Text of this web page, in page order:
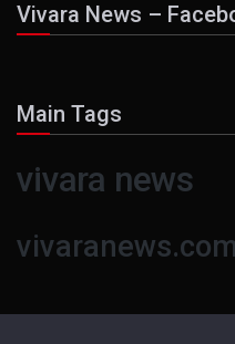
Vivara News –
Main Tags
vivara news
vivaranews.com